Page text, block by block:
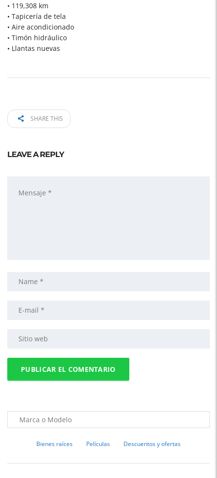
• 119,308 km
• Tapicería de tela
• Aire acondicionado
• Timón hidráulico
• Llantas nuevas
SHARE THIS
LEAVE A REPLY
Bienes raíces Películas Descuentos y ofertas